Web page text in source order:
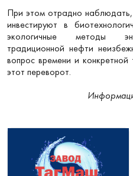
При этом отрадно наблюдать,
инвестируют в
экологичные методы
традиционной нефти
вопрос времени и
этот переворот.